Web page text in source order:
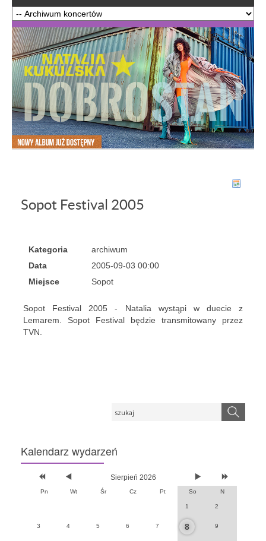
Sopot Festival 2005
Kategoria
archiwum
Data
2005-09-03 00:00
Miejsce
Sopot
Sopot Festival 2005 - Natalia wystąpi w duecie z
Lemarem. Sopot Festival będzie transmitowany przez
TVN.
Kalendarz wydarzeń
Sierpień 2026
Pn Wt Śr Cz Pt So N
1 2
3 4 5 6 7 8 9